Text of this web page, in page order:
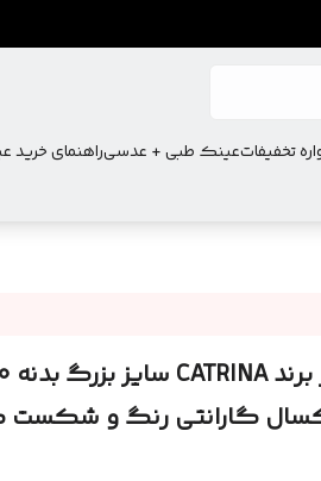
تخفیفاتعینک طبی + عدسیراهنمای
گارانتی رنگ و